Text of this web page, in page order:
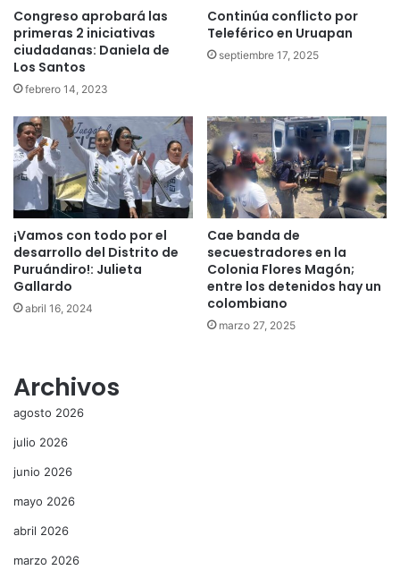
Congreso aprobará las
primeras 2 iniciativas
ciudadanas: Daniela de
Los Santos
febrero 14, 2023
Continúa conflicto por
Teleférico en Uruapan
septiembre 17, 2025
¡Vamos con todo por el
desarrollo del Distrito de
Puruándiro!: Julieta
Gallardo
abril 16, 2024
Cae banda de
secuestradores en la
Colonia Flores Magón;
entre los detenidos hay un
colombiano
marzo 27, 2025
Archivos
agosto 2026
julio 2026
junio 2026
mayo 2026
abril 2026
marzo 2026